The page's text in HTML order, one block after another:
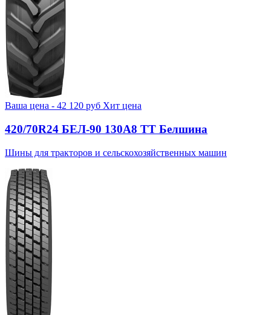
Ваша цена - 42 120 руб Хит цена
420/70R24 БЕЛ-90 130А8 TT Белшина
Шины для тракторов и сельскохозяйственных машин